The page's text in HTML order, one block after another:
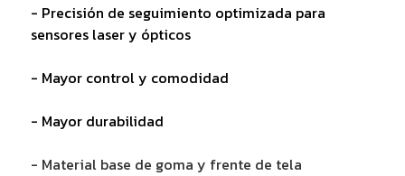
- Precisión de seguimiento optimizada para
sensores laser y ópticos
- Mayor control y comodidad
- Mayor durabilidad
- Material base de goma y frente de tela